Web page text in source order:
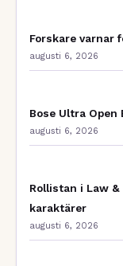
Forskare varnar
augusti 6, 2026
Bose Ultra Open
augusti 6, 2026
Rollistan i Law
karaktärer
augusti 6, 2026